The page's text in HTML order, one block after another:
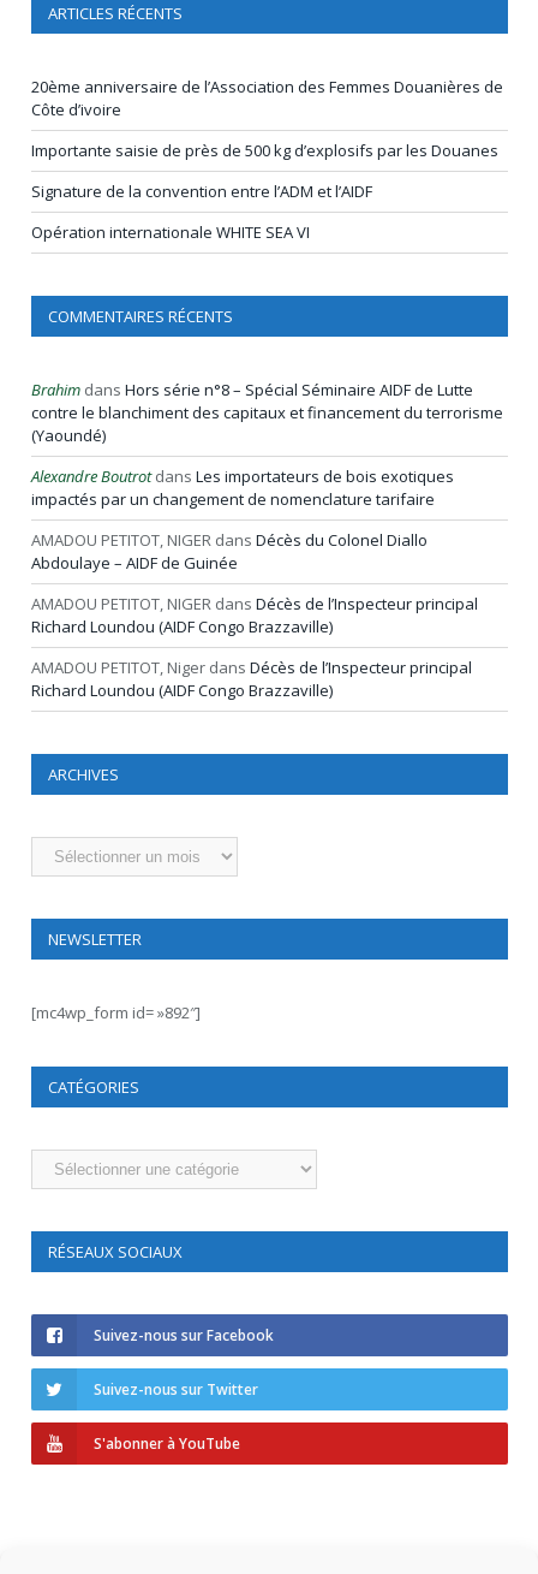
ARTICLES RÉCENTS
20ème anniversaire de l’Association des Femmes Douanières de
Côte d’ivoire
Importante saisie de près de 500 kg d’explosifs par les Douanes
Signature de la convention entre l’ADM et l’AIDF
Opération internationale WHITE SEA VI
COMMENTAIRES RÉCENTS
Brahim dans Hors série n°8 – Spécial Séminaire AIDF de Lutte
contre le blanchiment des capitaux et financement du terrorisme
(Yaoundé)
Alexandre Boutrotdans Les importateurs de bois exotiques
impactés par un changement de nomenclature tarifaire
AMADOU PETITOT, NIGER dans Décès du Colonel Diallo
Abdoulaye – AIDF de Guinée
AMADOU PETITOT, NIGER dans Décès de l’Inspecteur principal
Richard Loundou (AIDF Congo Brazzaville)
AMADOU PETITOT, Niger dans Décès de l’Inspecteur principal
Richard Loundou (AIDF Congo Brazzaville)
ARCHIVES
Archives
NEWSLETTER
[mc4wp_form id= »892″]
CATÉGORIES
Catégories
RÉSEAUX SOCIAUX
Suivez-nous sur Facebook
Suivez-nous sur Twitter
S'abonner à YouTube